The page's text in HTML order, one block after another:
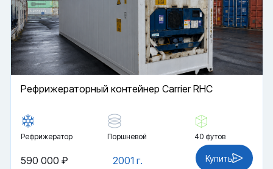
Рефрижераторный контейнер Carrier RHC
Рефрижератор Поршневой 40 футов
2001 г.
590 000 ₽ Купить